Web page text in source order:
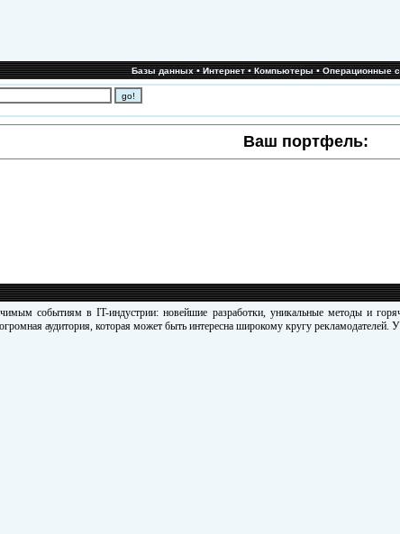
Базы данных•Интернет•Компьютеры•Операционные
Ваш портфель:
событиям в IT-индустрии: новейшие разработки, уникальные методы и
аудитория, которая может быть интересна широкому кругу